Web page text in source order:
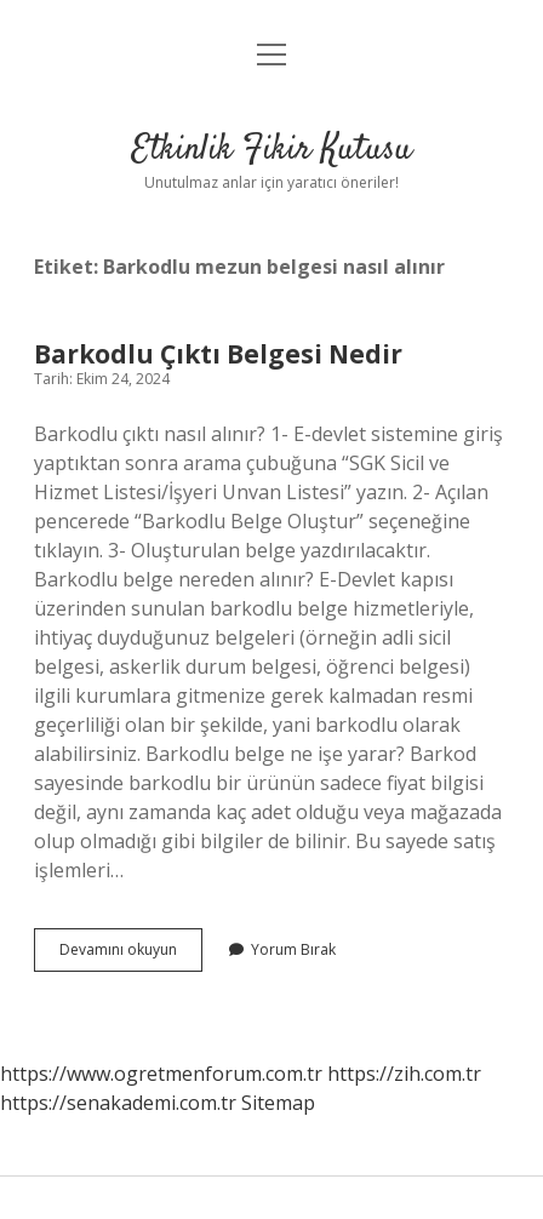
Anasayfa
Yasal Uyarı
menüyü
Etkinlik Fikir Kutusu
Unutulmaz anlar için yaratıcı öneriler!
Etiket: Barkodlu mezun belgesi nasıl alınır
Barkodlu Çıktı Belgesi Nedir
Tarih: Ekim 24, 2024
Barkodlu çıktı nasıl alınır? 1- E-devlet sistemine giriş
yaptıktan sonra arama çubuğuna “SGK Sicil ve
Hizmet Listesi/İşyeri Unvan Listesi” yazın. 2- Açılan
pencerede “Barkodlu Belge Oluştur” seçeneğine
tıklayın. 3- Oluşturulan belge yazdırılacaktır.
Barkodlu belge nereden alınır? E-Devlet kapısı
üzerinden sunulan barkodlu belge hizmetleriyle,
ihtiyaç duyduğunuz belgeleri (örneğin adli sicil
belgesi, askerlik durum belgesi, öğrenci belgesi)
ilgili kurumlara gitmenize gerek kalmadan resmi
geçerliliği olan bir şekilde, yani barkodlu olarak
alabilirsiniz. Barkodlu belge ne işe yarar? Barkod
sayesinde barkodlu bir ürünün sadece fiyat bilgisi
değil, aynı zamanda kaç adet olduğu veya mağazada
olup olmadığı gibi bilgiler de bilinir. Bu sayede satış
işlemleri…
Devamını okuyun Barkodlu
Çıktı
Yorum Bırak
https://www.ogretmenforum.com.tr https://zih.com.tr
https://senakademi.com.trSitemap